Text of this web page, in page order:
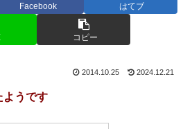
Facebook はてブ
コピー
2014.10.25 2024.12.21
うです